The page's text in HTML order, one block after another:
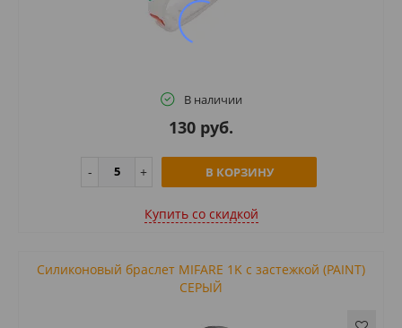
В наличии
130 руб.
В КОРЗИНУ
Купить cо скидкой
Силиконовый браслет MIFARE 1K с застежкой (PAINT)
СЕРЫЙ